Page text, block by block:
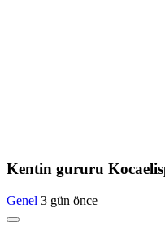
Kentin gururu
Genel 3 gün önce